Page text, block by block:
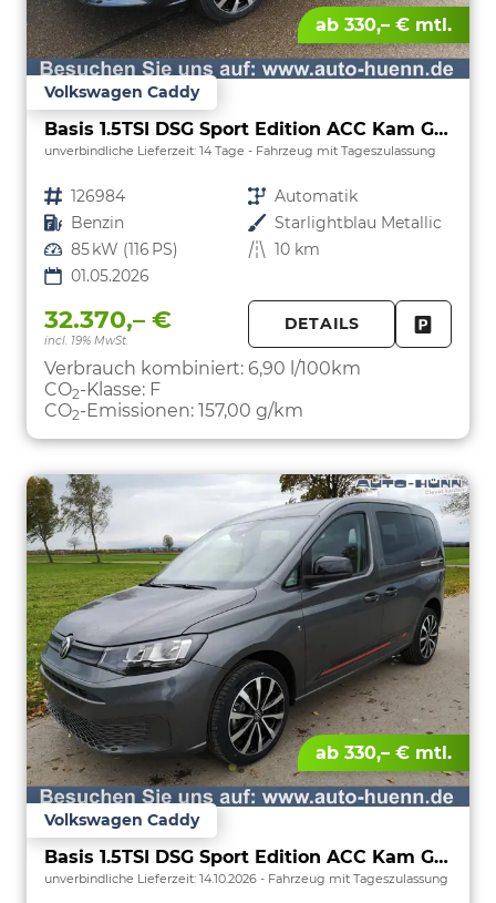
ab 330,– € mtl.
Volkswagen Caddy
Basis 1.5TSI DSG Sport Edition ACC Kam GV5 App
unverbindliche Lieferzeit: 14 Tage Fahrzeug mit Tageszulassung
Fahrzeugnr. 126984 Getriebe Automatik
Kraftstoff Benzin Außenfarbe Starlightblau Metallic
Leistung 85 kW (116 PS) Kilometerstand 10 km
01.05.2026
32.370,– €
incl. 19% MwSt.
DETAILS
Verbrauch kombiniert: 6,90 l/100km
CO2-Klasse: F
CO2-Emissionen: 157,00 g/km
ab 330,– € mtl.
Volkswagen Caddy
Basis 1.5TSI DSG Sport Edition ACC Kam GV5 App
unverbindliche Lieferzeit: 14.10.2026 Fahrzeug mit Tageszulassung